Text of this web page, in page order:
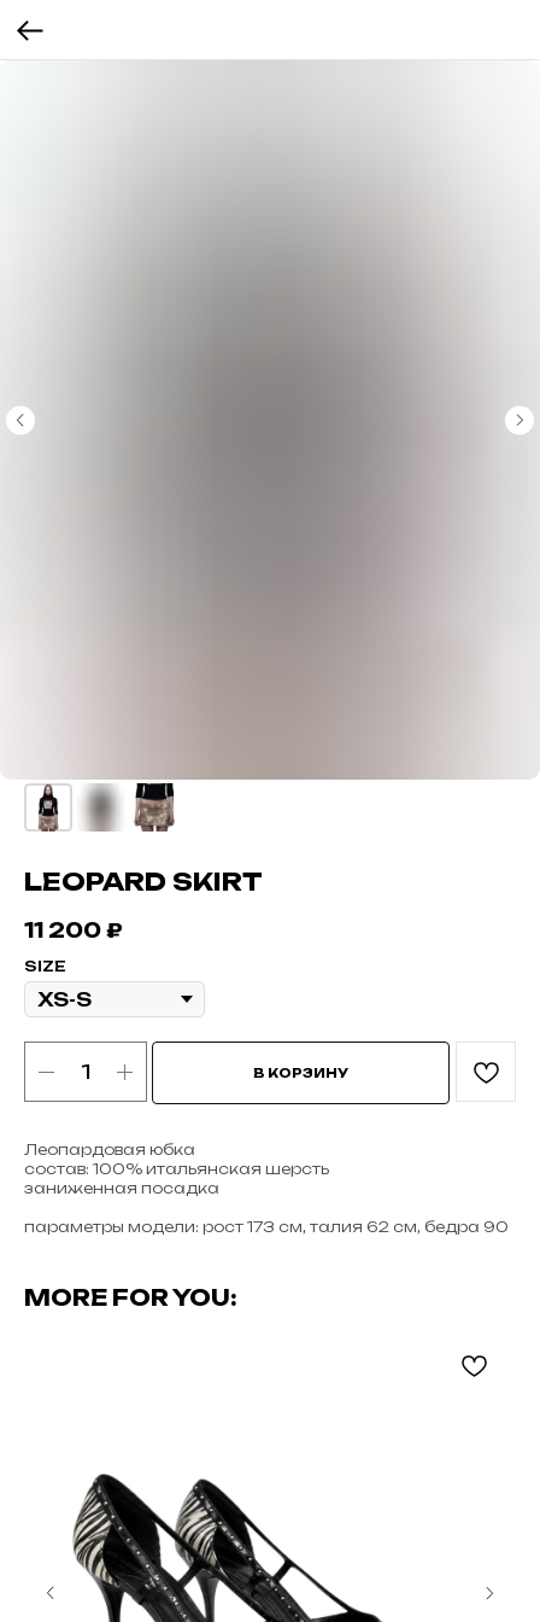
LEOPARD SKIRT
11 200 ₽
SIZE
В КОРЗИНУ
Леопардовая юбка
состав: 100% итальянская шерсть
заниженная посадка
параметры модели: рост 173 см, талия 62 см, бедра 90
MORE FOR YOU: